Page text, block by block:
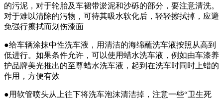
的污泥，对于轮胎及车裙带淤泥和沙砾的部分，要注意清洗。
对于难以清除的污物，可待其吸水软化后，轻轻擦拭掉，应避
免强行擦拭而划伤漆面
●给车辆涂抹中性洗车液，用清洁的海绵蘸洗车液按照从高到
低进行。如果条件允许，可以使用蜡水洗车液，例如由车漆养
护品牌美光推出的至尊蜡水洗车液，起到在洗车时同时上蜡的
作用，方便有效
●用软管喷头从上往下将洗车泡沫清洁掉，注意一些“卫生死